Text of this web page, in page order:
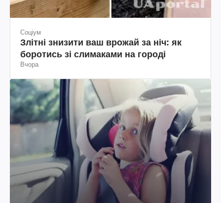
Соціум
Злітні знизити ваш врожай за ніч: як
боротись зі слимаками на городі
Вчора